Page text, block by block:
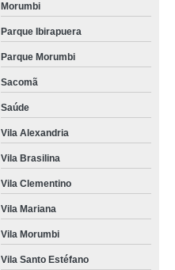
Morumbi
Parque Ibirapuera
Parque Morumbi
Sacomã
Saúde
Vila Alexandria
Vila Brasilina
Vila Clementino
Vila Mariana
Vila Morumbi
Vila Santo Estéfano